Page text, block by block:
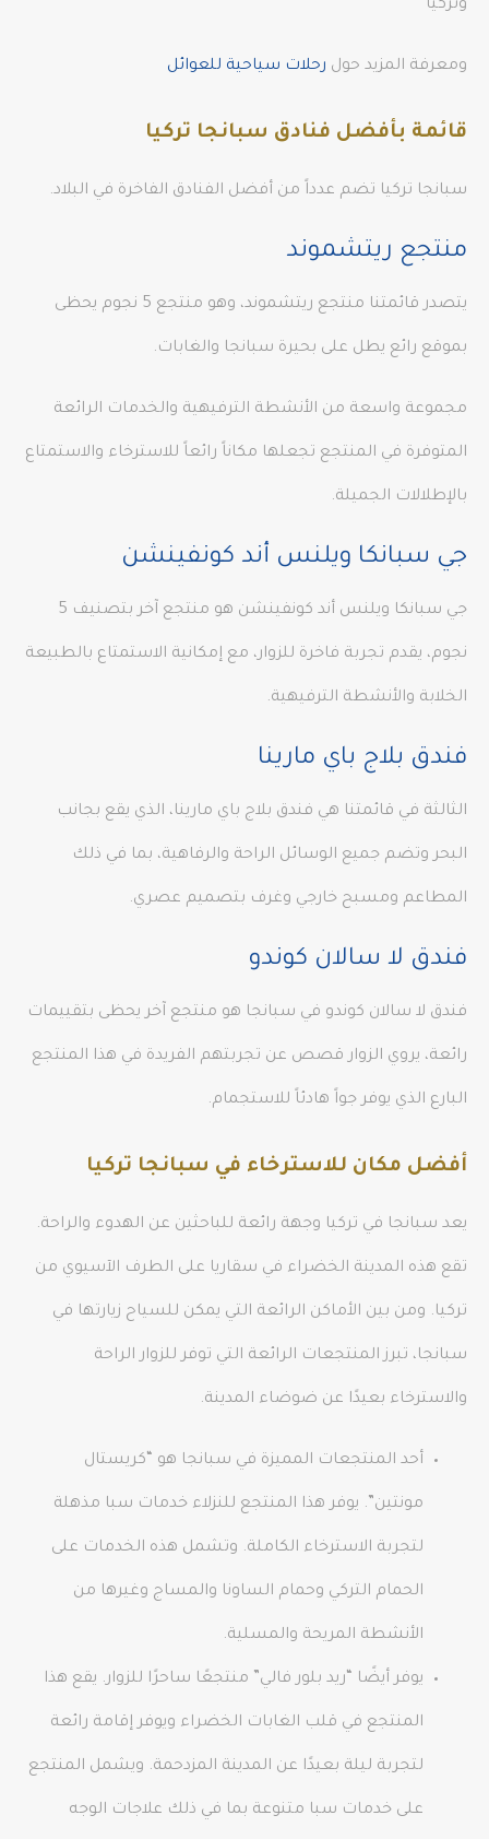
وتركيا
ومعرفة المزيد حول رحلات سياحية للعوائل
قائمة بأفضل فنادق سبانجا تركيا
سبانجا تركيا تضم عدداً من أفضل الفنادق الفاخرة في البلاد.
منتجع ريتشموند
يتصدر قائمتنا منتجع ريتشموند، وهو منتجع 5 نجوم يحظى
بموقع رائع يطل على بحيرة سبانجا والغابات.
مجموعة واسعة من الأنشطة الترفيهية والخدمات الرائعة
المتوفرة في المنتجع تجعلها مكاناً رائعاً للاسترخاء والاستمتاع
بالإطلالات الجميلة.
جي سبانكا ويلنس أند كونفينشن
جي سبانكا ويلنس أند كونفينشن هو منتجع آخر بتصنيف 5
نجوم، يقدم تجربة فاخرة للزوار، مع إمكانية الاستمتاع بالطبيعة
الخلابة والأنشطة الترفيهية.
فندق بلاج باي مارينا
الثالثة في قائمتنا هي فندق بلاج باي مارينا، الذي يقع بجانب
البحر وتضم جميع الوسائل الراحة والرفاهية، بما في ذلك
المطاعم ومسبح خارجي وغرف بتصميم عصري.
فندق لا سالان كوندو
فندق لا سالان كوندو في سبانجا هو منتجع آخر يحظى بتقييمات
رائعة، يروي الزوار قصص عن تجربتهم الفريدة في هذا المنتجع
البارع الذي يوفر جواً هادئاً للاستجمام.
أفضل مكان للاسترخاء في سبانجا تركيا
يعد سبانجا في تركيا وجهة رائعة للباحثين عن الهدوء والراحة.
تقع هذه المدينة الخضراء في سقاريا على الطرف الآسيوي من
تركيا. ومن بين الأماكن الرائعة التي يمكن للسياح زيارتها في
سبانجا، تبرز المنتجعات الرائعة التي توفر للزوار الراحة
والاسترخاء بعيدًا عن ضوضاء المدينة.
أحد المنتجعات المميزة في سبانجا هو “كريستال
مونتين”. يوفر هذا المنتجع للنزلاء خدمات سبا مذهلة
لتجربة الاسترخاء الكاملة. وتشمل هذه الخدمات على
الحمام التركي وحمام الساونا والمساج وغيرها من
الأنشطة المريحة والمسلية.
يوفر أيضًا “ريد بلور فالي” منتجعًا ساحرًا للزوار. يقع هذا
المنتجع في قلب الغابات الخضراء ويوفر إقامة رائعة
لتجربة ليلة بعيدًا عن المدينة المزدحمة. ويشمل المنتجع
على خدمات سبا متنوعة بما في ذلك علاجات الوجه